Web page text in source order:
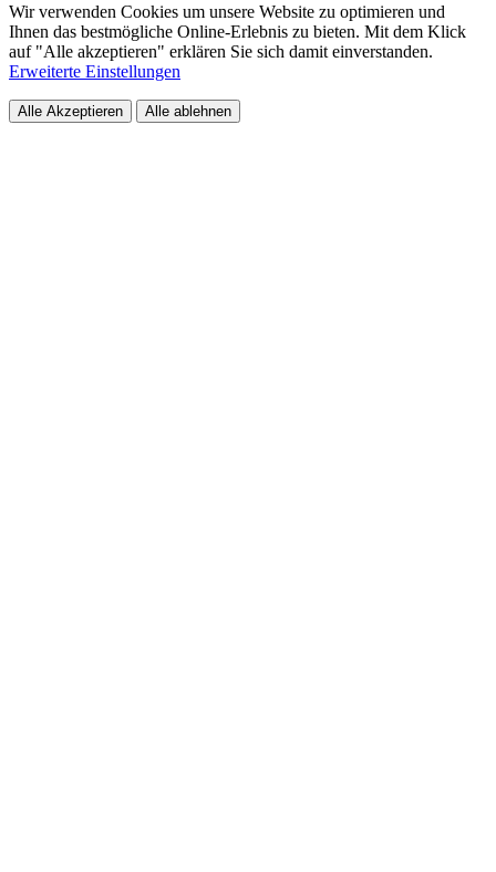
Wir verwenden Cookies um unsere Website zu optimieren und
Ihnen das bestmögliche Online-Erlebnis zu bieten. Mit dem Klick
auf "Alle akzeptieren" erklären Sie sich damit einverstanden.
Erweiterte Einstellungen
Alle Akzeptieren Alle ablehnen